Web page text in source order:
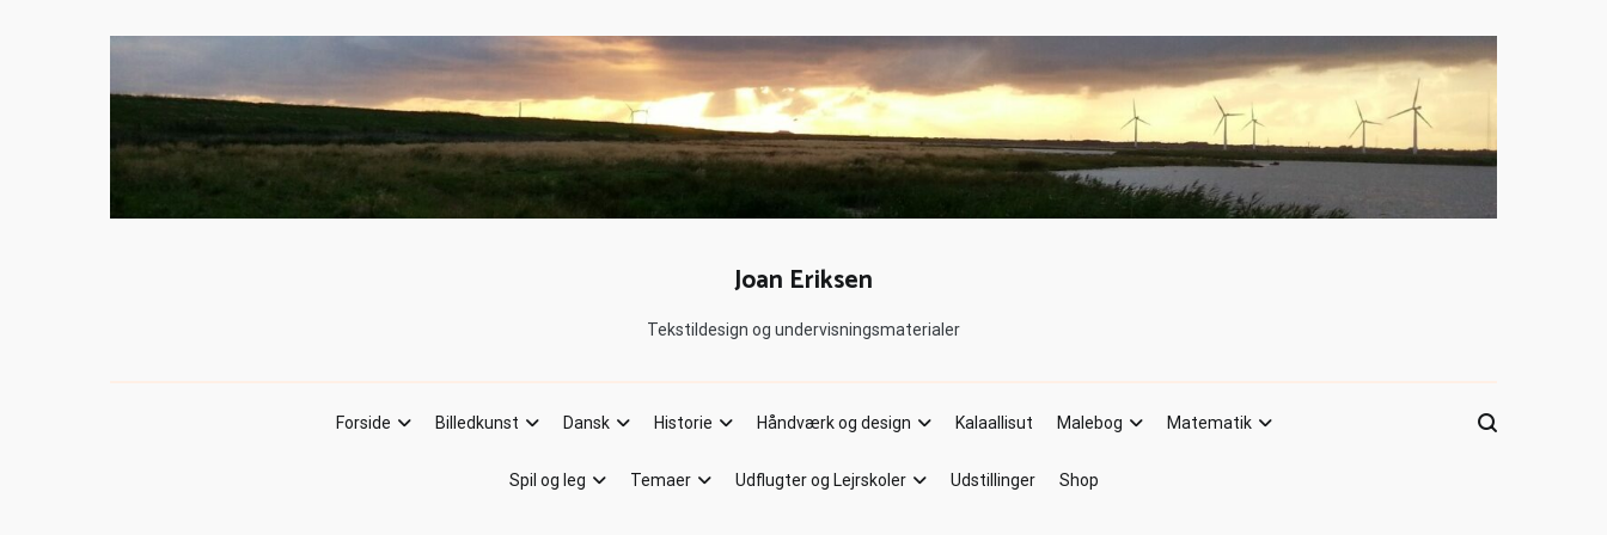
Joan Eriksen
Tekstildesign og undervisningsmaterialer
Forside Billedkunst Dansk Historie Håndværk og design Kalaallisut Malebog Matematik
Spil og leg Temaer Udflugter og Lejrskoler Udstillinger Shop